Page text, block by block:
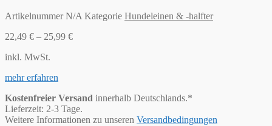
ArtikelnummerN/AKategorie Hundeleinen & -halfter
22,49 € – 25,99 €
inkl. MwSt.
mehr erfahren
Kostenfreier Versand innerhalb Deutschlands.*
Lieferzeit: 2-3 Tage.
Weitere Informationen zu unseren Versandbedingungen